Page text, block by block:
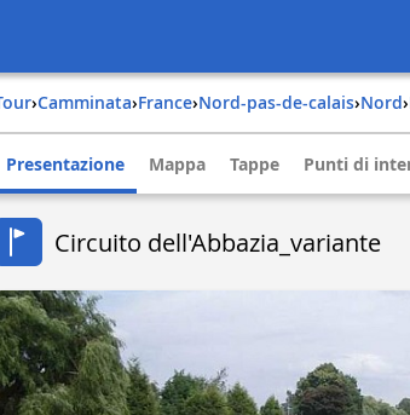
Tour› Camminata› france› nord-pas-de-calais› nord›
Presentazione Mappa Tappe Punti di
Circuito dell'Abbazia_variante